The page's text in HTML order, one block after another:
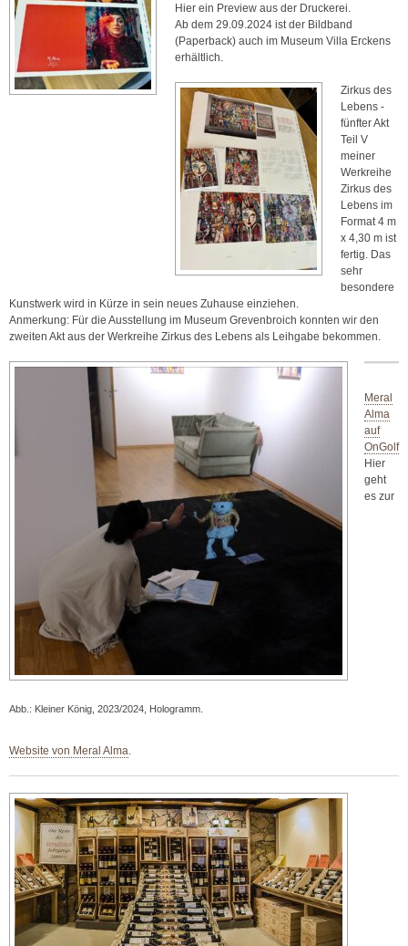
Hier ein Preview aus der Druckerei.
Ab dem 29.09.2024 ist der Bildband
(Paperback) auch im Museum Villa Erckens
erhältlich.
Zirkus des
Lebens -
fünfter Akt
Teil V
meiner
Werkreihe
Zirkus des
Lebens im
Format 4 m
x 4,30 m ist
fertig. Das
sehr
besondere
Kunstwerk wird in Kürze in sein neues Zuhause einziehen.
Anmerkung: Für die Ausstellung im Museum Grevenbroich konnten wir den
zweiten Akt aus der Werkreihe Zirkus des Lebens als Leihgabe bekommen.
Abb.: Kleiner König, 2023/2024, Hologramm.
Meral
Alma
auf
OnGolf
Hier
geht
es zur
Website von Meral Alma